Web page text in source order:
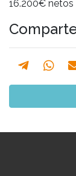
16.200€ netos